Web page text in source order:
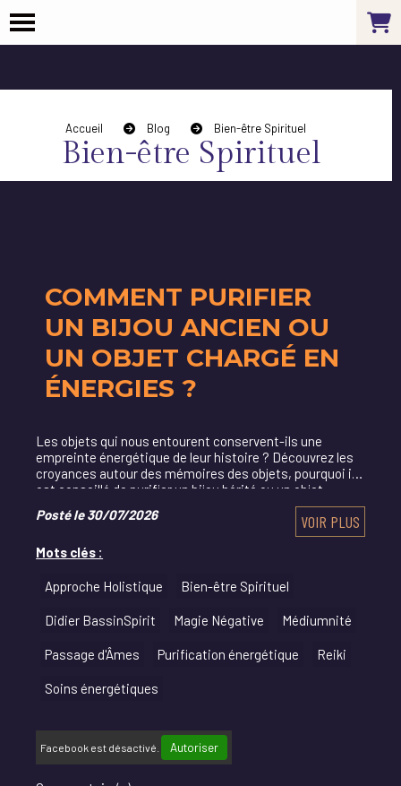
Accueil Blog Bien-être Spirituel
Bien-être Spirituel
COMMENT PURIFIER
UN BIJOU ANCIEN OU
UN OBJET CHARGÉ EN
ÉNERGIES ?
Les objets qui nous entourent conservent-ils une
empreinte énergétique de leur histoire ? Découvrez les
croyances autour des mémoires des objets, pourquoi il
est conseillé de purifier un bijou hérité ou un objet
Posté le 30/07/2026 VOIR PLUS
Mots clés :
Approche Holistique Bien-être Spirituel
Didier BassinSpirit Magie Négative Médiumnité
Passage d'Âmes Purification énergétique Reiki
Soins énergétiques
Facebook est désactivé. Autoriser